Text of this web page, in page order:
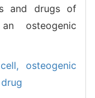
and drugs of
osteogenic
cell,osteogenic
drug